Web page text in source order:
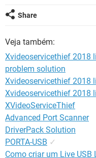
Share
Veja também:
Xvideoservicethief 2018
problem solution
Xvideoservicethief 2018
Xvideoservicethief 2018
XVideoServiceThief
Advanced Port Scanner
DriverPack Solution
PORTA-USB ✓
Como criar um Live USB